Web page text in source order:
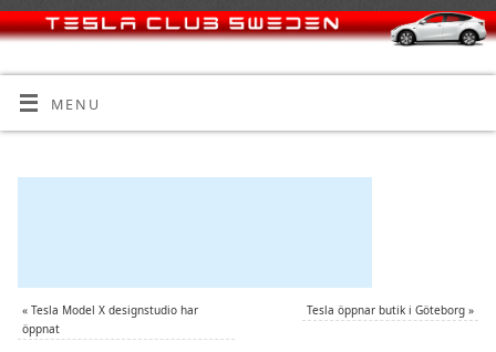
MENU
« Tesla Model X designstudio har
öppnat
Tesla öppnar butik i Göteborg »